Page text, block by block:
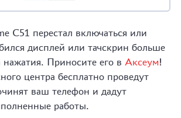
C51 перестал включаться или
дисплей или тачскрин больше
нажатия. Приносите его в Аксеум!
центра бесплатно проведут
ваш телефон и дадут
работы.